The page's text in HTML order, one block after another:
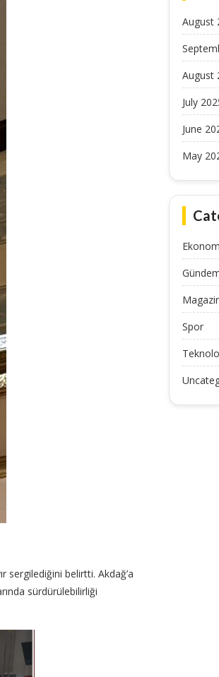
sergilediğini belirtti. Akdağ’a
sürdürülebilirliği
August
August
July
June
May
Spor